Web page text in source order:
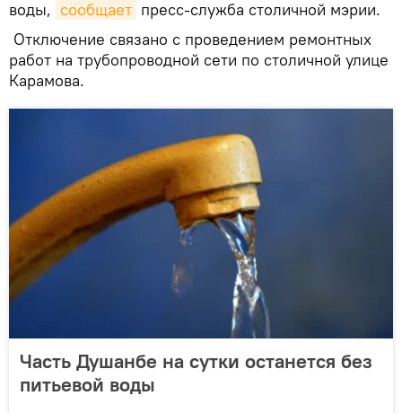
воды, сообщает пресс-служба столичной мэрии.
Отключение связано с проведением ремонтных
работ на трубопроводной сети по столичной улице
Карамова.
Часть Душанбе на сутки останется без
питьевой воды